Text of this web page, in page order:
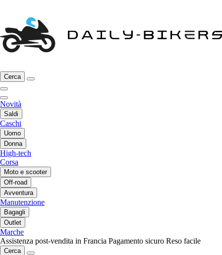
Cerca
Novità
Saldi
Caschi
Uomo
Donna
High-tech
Corsa
Moto e scooter
Off-road
Avventura
Manutenzione
Bagagli
Outlet
Marche
Assistenza post-vendita in Francia Pagamento sicuro Reso facile
Cerca